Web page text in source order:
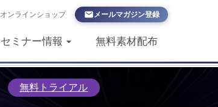
オンラインショップ メールマガジン登録
セミナー情報 無料素材配布
無料トライアル